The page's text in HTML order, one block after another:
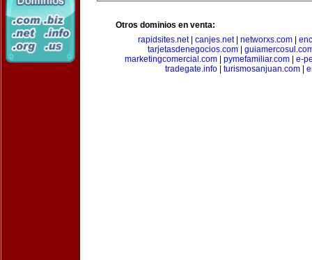
Otros dominios en venta:
rapidsites.net| canjes.net| networxs.com|
tarjetasdenegocios.com
marketingcomercial.com| pymefamiliar.com| e-
tradegate.info| turismosanjuan.com|